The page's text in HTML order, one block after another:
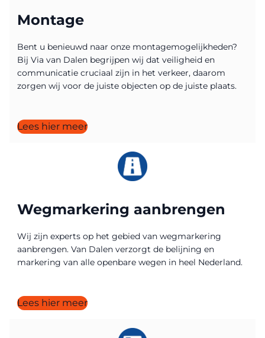
Montage
Bent u benieuwd naar onze montagemogelijkheden?
Bij Via van Dalen begrijpen wij dat veiligheid en
communicatie cruciaal zijn in het verkeer, daarom
zorgen wij voor de juiste objecten op de juiste plaats.
Lees hier meer
Wegmarkering aanbrengen
Wij zijn experts op het gebied van wegmarkering
aanbrengen. Van Dalen verzorgt de belijning en
markering van alle openbare wegen in heel Nederland.
Lees hier meer